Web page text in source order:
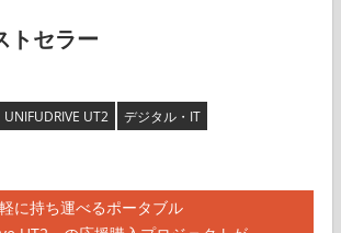
セラー
UNIFUDRIVE UT2
デジタル・IT
に持ち運べるポータブル